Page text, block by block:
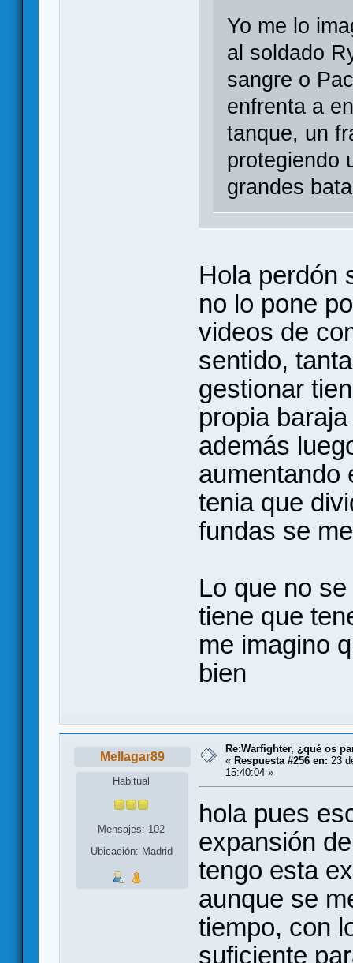
Yo me lo
al soldado
sangre o
enfrenta a
tanque, un
protegiendo
grandes
Hola perdón
no lo pone
videos de
sentido,
gestionar
propia
además
aumentando
tenia que
fundas se
Lo que no
tiene que
me imagino
bien
Mellagar89
Habitual
Mensajes: 102
Ubicación: Madrid
Re:Warfighter, ¿qué os
« Respuesta #256 en: 23
15:40:04 »
hola pues
expansión
tengo esta
aunque se
tiempo, con
suficiente